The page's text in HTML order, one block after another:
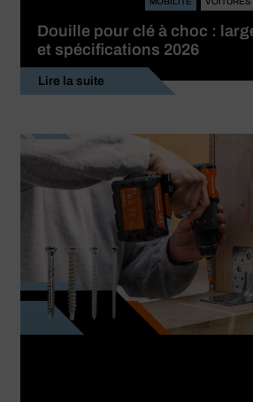
Douille pour clé à choc :
et spécifications 2026
Lire la suite